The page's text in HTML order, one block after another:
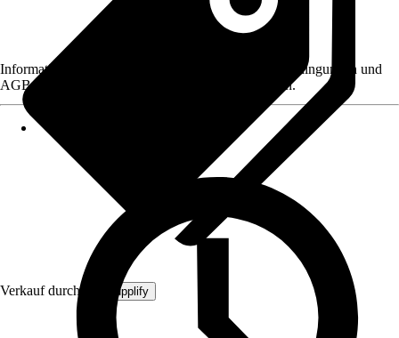
Verkauf durch: MySupplify
Informationen des Verkäufers, wie z. B. Rückgabebedingungen und
AGB, finden Sie bei Klick auf den Verkäufernamen.